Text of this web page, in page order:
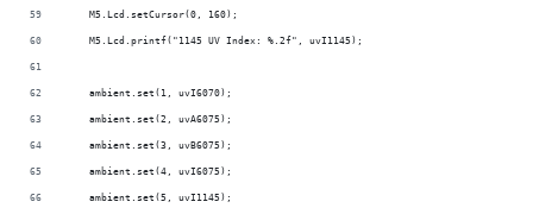
    M5.Lcd.setCursor(0, 160);
    M5.Lcd.printf("1145 UV Index: %.2f", uvI1145);
    ambient.set(1, uvI6070);
    ambient.set(2, uvA6075);
    ambient.set(3, uvB6075);
    ambient.set(4, uvI6075);
    ambient.set(5, uvI1145);